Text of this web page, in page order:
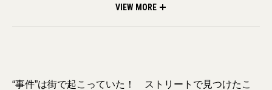
VIEW MORE
“事件”は街で起こっていた！ ストリートで見つけたこ